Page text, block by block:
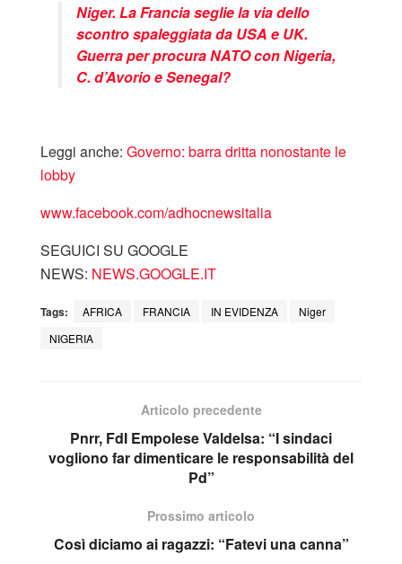
Niger. La Francia seglie la via dello
scontro spaleggiata da USA e UK.
Guerra per procura NATO con Nigeria,
C. d’Avorio e Senegal?
Leggi anche: Governo: barra dritta nonostante le
lobby
www.facebook.com/adhocnewsitalia
SEGUICI SU GOOGLE
NEWS: NEWS.GOOGLE.IT
Tags: AFRICA FRANCIA IN EVIDENZA
Niger
NIGERIA
Articolo precedente
Pnrr, FdI Empolese Valdelsa: “I sindaci
vogliono far dimenticare le responsabilità del
Pd”
Prossimo articolo
Così diciamo ai ragazzi: “Fatevi una canna”